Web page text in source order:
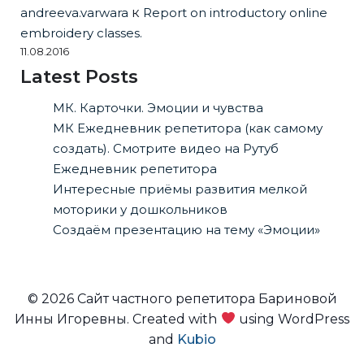
andreeva.varwara к Report on introductory online
embroidery classes.
11.08.2016
Latest Posts
МК. Карточки. Эмоции и чувства
МК Ежедневник репетитора (как самому
создать). Смотрите видео на Рутуб
Ежедневник репетитора
Интересные приёмы развития мелкой
моторики у дошкольников
Создаём презентацию на тему «Эмоции»
© 2026 Сайт частного репетитора Бариновой
Инны Игоревны. Created with
using WordPress
and Kubio